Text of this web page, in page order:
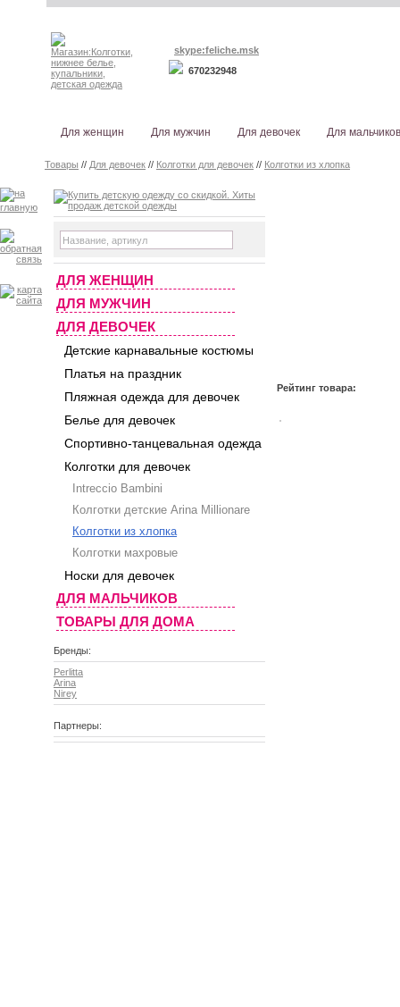
skype:feliche.msk
670232948
Для женщин Для мужчин Для девочек Для мальчиков
Товары // Для девочек // Колготки для девочек // Колготки из хлопка
ДЛЯ ЖЕНЩИН
ДЛЯ МУЖЧИН
ДЛЯ ДЕВОЧЕК
Детские карнавальные костюмы
Платья на праздник
Пляжная одежда для девочек
Белье для девочек
Спортивно-танцевальная одежда
Колготки для девочек
Intreccio Bambini
Колготки детские Arina Millionare
Колготки из хлопка
Колготки махровые
Носки для девочек
ДЛЯ МАЛЬЧИКОВ
ТОВАРЫ ДЛЯ ДОМА
Бренды:
Perlitta
Arina
Nirey
Партнеры:
Рейтинг товара: